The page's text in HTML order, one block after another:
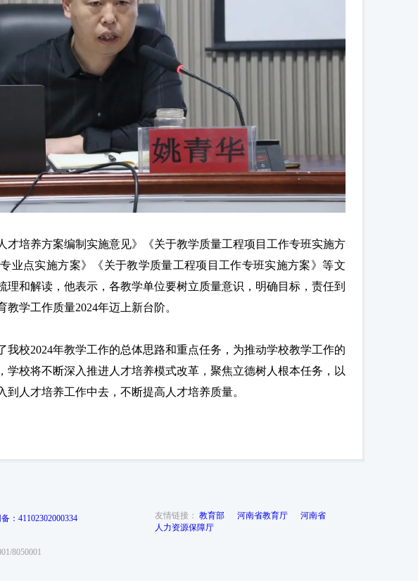
才培养方案编制实施意见》《关于教学质量工程项目工作专班实施方
业点实施方案》《关于教学质量工程项目工作专班实施方案》等文
和解读，他表示，各教学单位要树立质量意识，明确目标，责任到
学工作质量2024年迈上新台阶。
我校2024年教学工作的总体思路和重点任务，为推动学校教学工作的
学校将不断深入推进人才培养模式改革，聚焦立德树人根本任务，以
人才培养工作中去，不断提高人才培养质量。
：41102302000334
8050001
友情链接：教育部 河南省教育厅
河南省
人力资源保障厅